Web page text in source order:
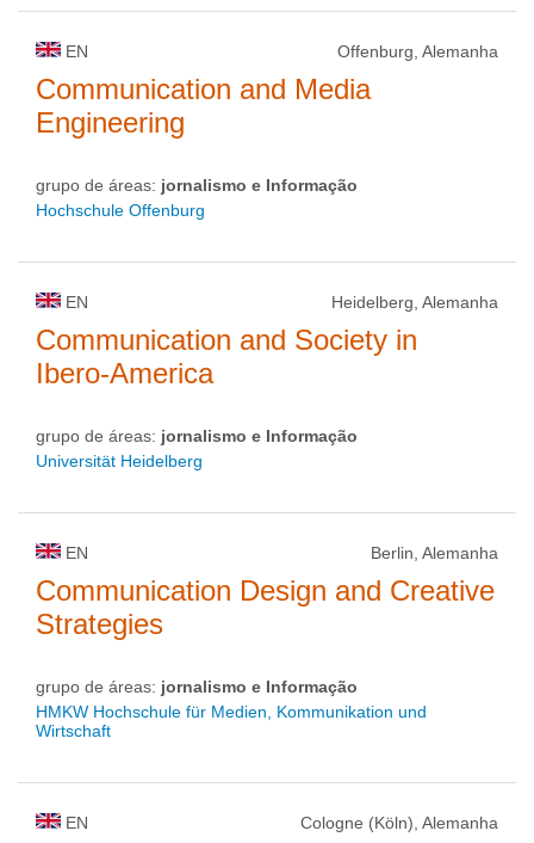
EN Offenburg, Alemanha
Communication and Media
Engineering
grupo de áreas: jornalismo e Informação
Hochschule Offenburg
EN Heidelberg, Alemanha
Communication and Society in
Ibero-America
grupo de áreas: jornalismo e Informação
Universität Heidelberg
EN Berlin, Alemanha
Communication Design and Creative
Strategies
grupo de áreas: jornalismo e Informação
HMKW Hochschule für Medien, Kommunikation und
Wirtschaft
EN Cologne (Köln), Alemanha